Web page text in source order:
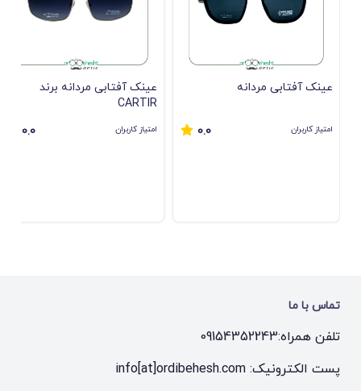
عینک آفتابی مردانه
امتیاز کاربران 0.0
عینک آفتابی مردانه برند
CARTIR
امتیاز کاربران 0.0
تماس با ما
تلفن همراه:09154352243
پست الکترونیک: info[at]ordibehesh.com